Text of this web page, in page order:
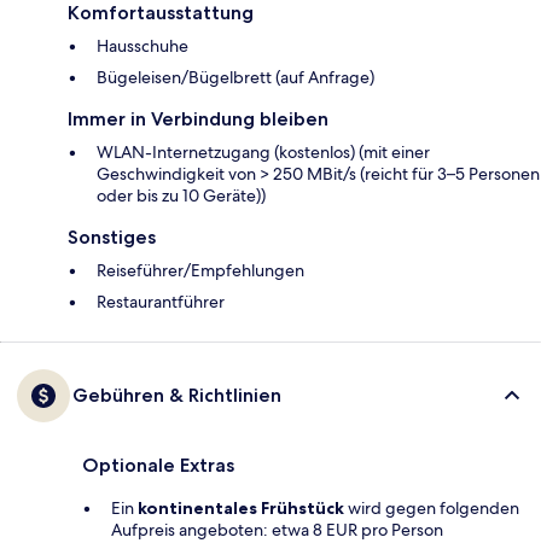
Komfortausstattung
Hausschuhe
Bügeleisen/Bügelbrett (auf Anfrage)
Immer in Verbindung bleiben
WLAN-Internetzugang (kostenlos) (mit einer
Geschwindigkeit von > 250 MBit/s (reicht für 3–5 Personen
oder bis zu 10 Geräte))
Sonstiges
Reiseführer/Empfehlungen
Restaurantführer
Gebühren & Richtlinien
Optionale Extras
Ein kontinentales Frühstückwird gegen folgenden
Aufpreis angeboten: etwa 8 EUR pro Person